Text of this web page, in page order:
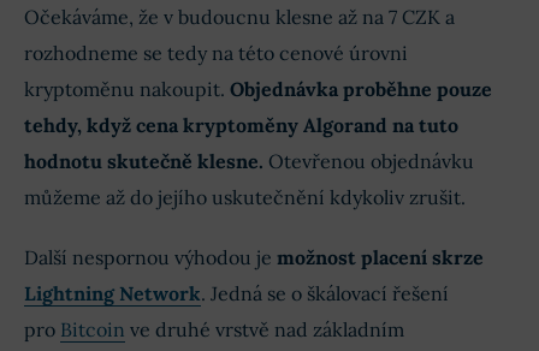
Očekáváme, že v budoucnu klesne až na 7 CZK a
rozhodneme se tedy na této cenové úrovni
kryptoměnu nakoupit. Objednávka proběhne pouze
tehdy, když cena kryptoměny Algorand na tuto
hodnotu skutečně klesne. Otevřenou objednávku
můžeme až do jejího uskutečnění kdykoliv zrušit.
Další nespornou výhodou je možnost placení skrze
Lightning Network. Jedná se o škálovací řešení
pro Bitcoin ve druhé vrstvě nad základním